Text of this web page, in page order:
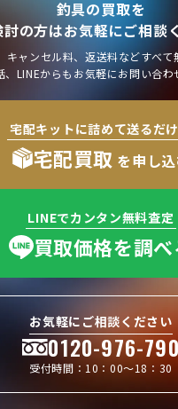
釣具の買取を
討の方はお気軽にご相談
キャンセル料、返送料などすべて
、LINEからもお気軽にお問い合わ
宅配キットに詰めて送るだけ
宅配買取 を申し
LINEでカンタン無料査定
買取価格を調べ
お気軽にご相談ください
0120-976-
受付時間：10：00〜18：30